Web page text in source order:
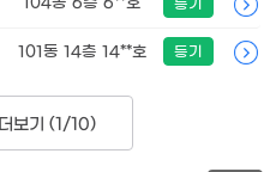
등기
101동 14층 14**호 등기
더보기 (1/10)